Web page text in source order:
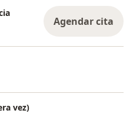
Agendar cita
vez)